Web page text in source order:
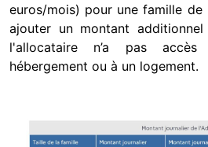
euros/mois) pour une famille de
ajouter un montant
l'allocataire n’a pas
hébergement ou à un logement.